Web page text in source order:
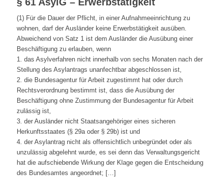
(1) Für die Dauer der Pflicht, in einer Aufnahmeeinrichtung zu
wohnen, darf der Ausländer keine Erwerbstätigkeit ausüben.
Abweichend von Satz 1 ist dem Ausländer die Ausübung einer
Beschäftigung zu erlauben, wenn
1. das Asylverfahren nicht innerhalb von sechs Monaten nach der
Stellung des Asylantrags unanfechtbar abgeschlossen ist,
2. die Bundesagentur für Arbeit zugestimmt hat oder durch
Rechtsverordnung bestimmt ist, dass die Ausübung der
Beschäftigung ohne Zustimmung der Bundesagentur für Arbeit
zulässig ist,
3. der Ausländer nicht Staatsangehöriger eines sicheren
Herkunftsstaates (§ 29a oder § 29b) ist und
4. der Asylantrag nicht als offensichtlich unbegründet oder als
unzulässig abgelehnt wurde, es sei denn das Verwaltungsgericht
hat die aufschiebende Wirkung der Klage gegen die Entscheidung
des Bundesamtes angeordnet; […]